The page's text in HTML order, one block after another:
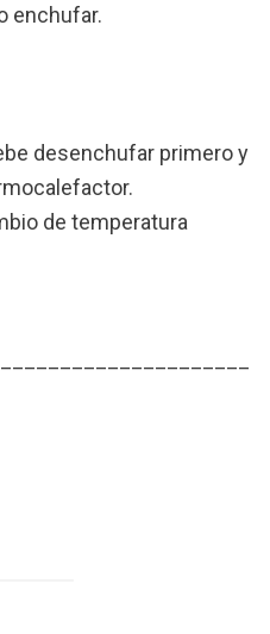
enchufar.
desenchufar primero y
de temperatura